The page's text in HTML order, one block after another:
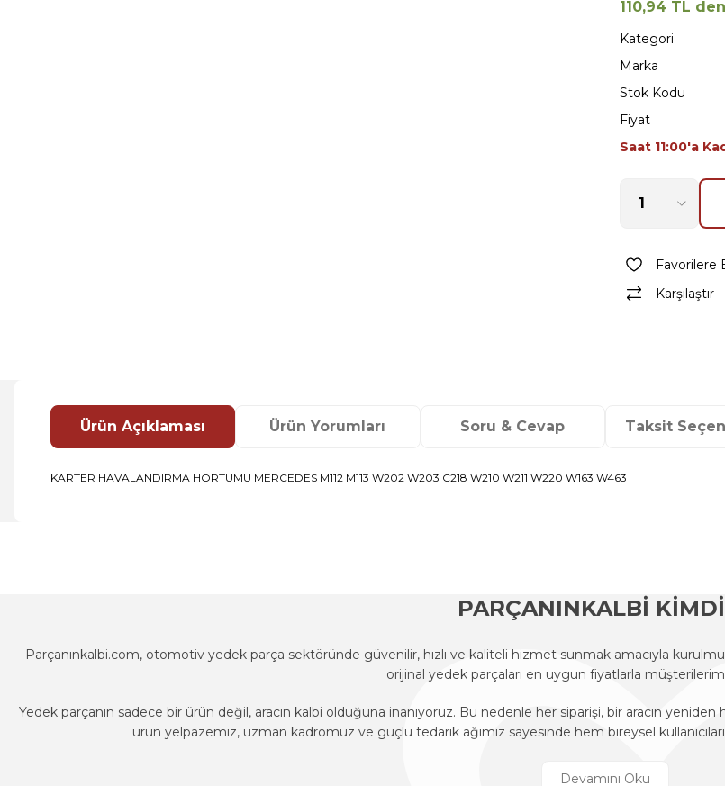
110,94 TL
Kategori
Marka
Stok Kodu
Fiyat
Saat 11:00'a
Karşılaştır
Ürün Açıklaması Ürün Yorumları Soru & Cevap Taksit
KARTER HAVALANDIRMA HORTUMU MERCEDES M112 M113 W202 W203 C218 W210 W211 W220 W163 W463
Yorum Yaz
Soru Sor
Ürün fiyatı diğer sitelerden daha pahalı.
Deneyimini Paylaş
PARÇANINKALBİ
Parçanınkalbi.com, otomotiv yedek parça sektöründe güvenilir, hızlı ve kaliteli hizmet sunmak amacıyla
orijinal yedek parçaları en uygun fiyatlarla
Yedek parçanın sadece bir ürün değil, aracın kalbi olduğuna inanıyoruz. Bu nedenle her siparişi, bir aracın
ürün yelpazemiz, uzman kadromuz ve güçlü tedarik ağımız sayesinde hem bireysel
Parçanınkalbi.com, otomotiv yedek parça sektöründe güvenilir, hızlı ve kaliteli hizmet sunmak amacıyla